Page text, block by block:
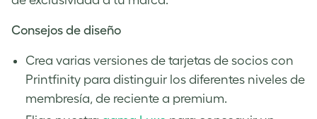
Consejos de diseño
Crea varias versiones de tarjetas de socios con
Printfinity para distinguir los diferentes niveles de
membresía, de reciente a premium.